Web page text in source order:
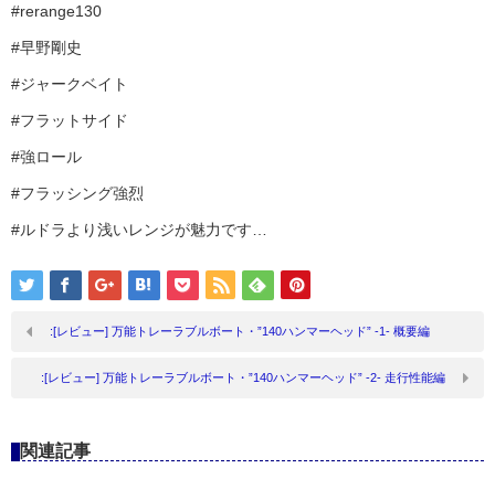
#rerange130
#早野剛史
#ジャークベイト
#フラットサイド
#強ロール
#フラッシング強烈
#ルドラより浅いレンジが魅力です…
:[レビュー] 万能トレーラブルボート・”140ハンマーヘッド” -1- 概要編
:[レビュー] 万能トレーラブルボート・”140ハンマーヘッド” -2- 走行性能編
関連記事